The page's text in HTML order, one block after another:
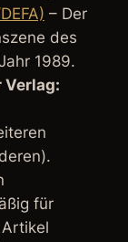
– Der
des
1989.
Verlag:
).
für